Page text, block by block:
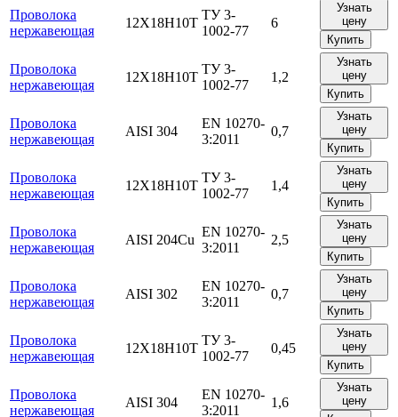
Проволока
нержавеющая
12Х18Н10Т
ТУ 3-
1002-77
6
Узнать
цену
Купить
Проволока
нержавеющая
12Х18Н10Т
ТУ 3-
1002-77
1,2
Узнать
цену
Купить
Проволока
нержавеющая
AISI 304
EN 10270-
3:2011
0,7
Узнать
цену
Купить
Проволока
нержавеющая
12Х18Н10Т
ТУ 3-
1002-77
1,4
Узнать
цену
Купить
Проволока
нержавеющая
AISI 204Cu
EN 10270-
3:2011
2,5
Узнать
цену
Купить
Проволока
нержавеющая
AISI 302
EN 10270-
3:2011
0,7
Узнать
цену
Купить
Проволока
нержавеющая
12Х18Н10Т
ТУ 3-
1002-77
0,45
Узнать
цену
Купить
Проволока
нержавеющая
AISI 304
EN 10270-
3:2011
1,6
Узнать
цену